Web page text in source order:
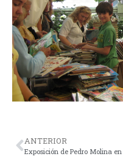
ANTERIOR